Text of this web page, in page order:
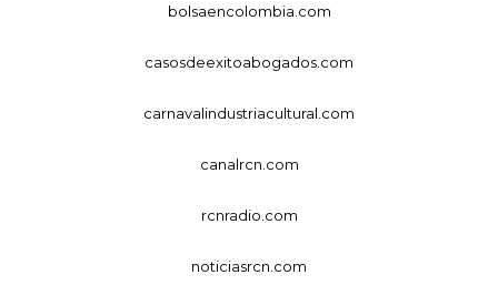
bolsaencolombia.com
casosdeexitoabogados.com
carnavalindustriacultural.com
canalrcn.com
rcnradio.com
noticiasrcn.com